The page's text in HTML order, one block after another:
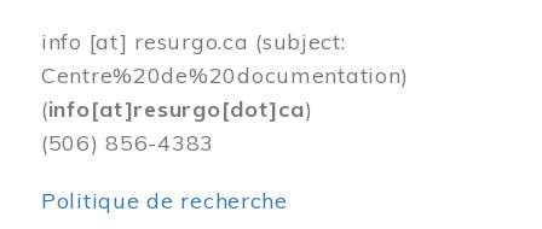
info [at] resurgo.ca (subject:
Centre%20de%20documentation)
(info[at]resurgo[dot]ca)
(506) 856-4383
Politique de recherche